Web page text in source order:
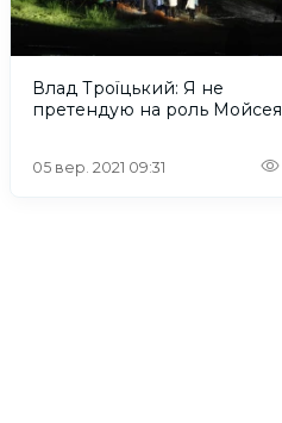
Влад Троїцький: Я не
претендую на роль Мойсея
05 вер. 2021 09:31